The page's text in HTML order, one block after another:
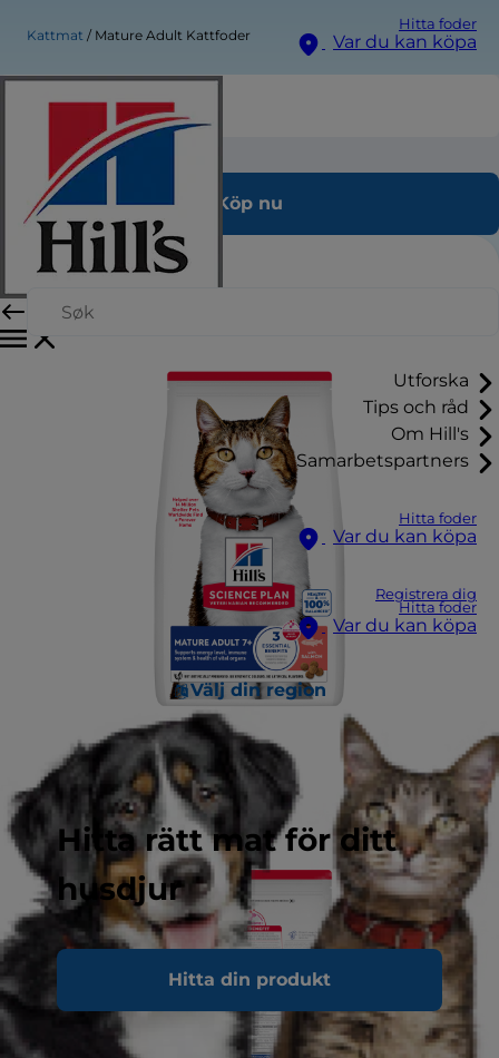
Hitta foder
Var du kan köpa
Utforska
Tips och råd
Om Hill's
Samarbetspartners
Hitta foder
Var du kan köpa
Registrera dig
Hitta foder
Var du kan köpa
Välj din region
Hitta rätt mat för ditt
husdjur
Hitta din produkt
Kattmat Mature Adult Kattfoder
Mature Adult Kattfoder
Köp nu